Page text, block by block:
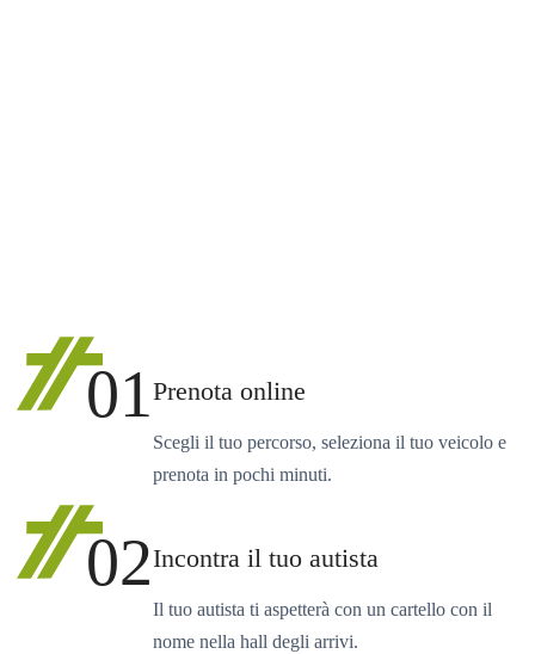
01Prenota online
Scegli il tuo percorso, seleziona il tuo veicolo e
prenota in pochi minuti.
02Incontra il tuo autista
Il tuo autista ti aspetterà con un cartello con il
nome nella hall degli arrivi.